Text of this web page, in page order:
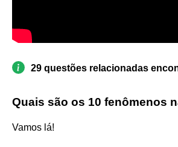
29 questões relacionadas
Quais são os 10 fenômenos
Vamos lá!